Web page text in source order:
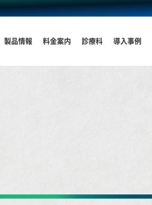
製品情報 料金案内 診療科 導入事例